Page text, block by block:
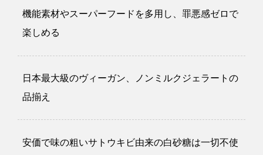
機能素材やスーパーフードを多用し、罪悪感ゼロで
楽しめる
日本最大級のヴィーガン、ノンミルクジェラートの
品揃え
安価で味の粗いサトウキビ由来の白砂糖は一切不使